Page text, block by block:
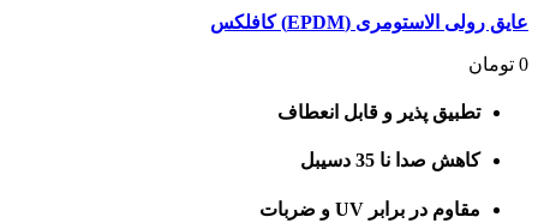
عایق رولی الاستومری (EPDM) کافلکس
0 تومان
تطبیق پذیر و قابل انعطاف
کاهش صدا نا 35 دسیبل
مقاوم در برابر UV و ضربات